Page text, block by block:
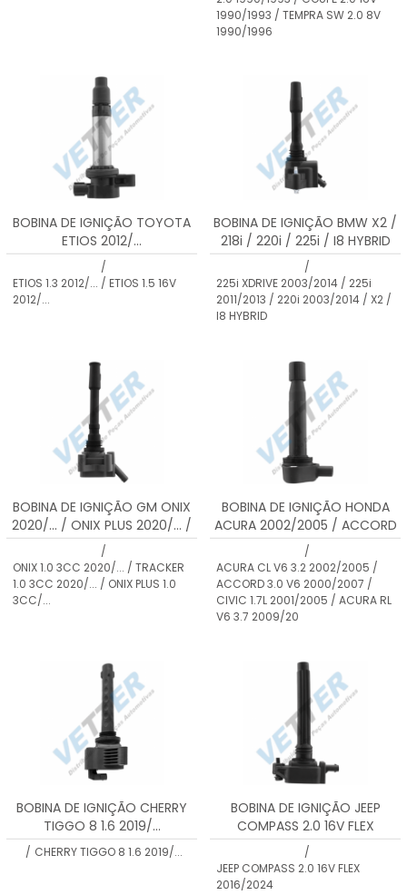
1990/1993 / TEMPRA SW 2.0 8V
1990/1996
BOBINA DE IGNIÇÃO TOYOTA
ETIOS 2012/...
/
ETIOS 1.3 2012/... / ETIOS 1.5 16V
2012/...
BOBINA DE IGNIÇÃO BMW X2 /
218i / 220i / 225i / I8 HYBRID
/
225i XDRIVE 2003/2014 / 225i
2011/2013 / 220i 2003/2014 / X2 /
I8 HYBRID
BOBINA DE IGNIÇÃO GM ONIX
2020/... / ONIX PLUS 2020/... /
TRACKER 2020/...
/
ONIX 1.0 3CC 2020/... / TRACKER
1.0 3CC 2020/... / ONIX PLUS 1.0
3CC/...
BOBINA DE IGNIÇÃO HONDA
ACURA 2002/2005 / ACCORD
2000/2007 / CIVIC 2001/2005
/ ODYSSEY 1999/2010 / PILOT
2003/2008 / RIDGELINE
2006/2008 / SATURN VUE
2004/2007 /MERCURY
/
ACURA CL V6 3.2 2002/2005 /
ACCORD 3.0 V6 2000/2007 /
CIVIC 1.7L 2001/2005 / ACURA RL
V6 3.7 2009/20
BOBINA DE IGNIÇÃO CHERRY
TIGGO 8 1.6 2019/...
/ CHERRY TIGGO 8 1.6 2019/...
BOBINA DE IGNIÇÃO JEEP
COMPASS 2.0 16V FLEX
2016/2024
/
JEEP COMPASS 2.0 16V FLEX
2016/2024